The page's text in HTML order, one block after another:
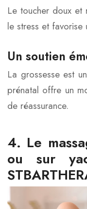
Le toucher doux et
le stress et favorise
Un soutien
La grossesse est
prénatal offre un
de réassurance.
4. Le
ou sur